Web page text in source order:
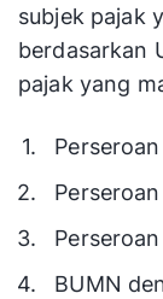
subjek pajak
berdasarkan
pajak yang
BUMN